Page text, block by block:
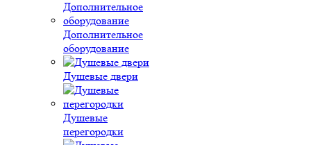
Дополнительное
оборудование
Душевые двери
Душевые
перегородки